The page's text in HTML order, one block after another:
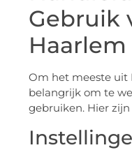
Gebruik
Haarlem
Om het meeste uit
belangrijk om te
gebruiken. Hier